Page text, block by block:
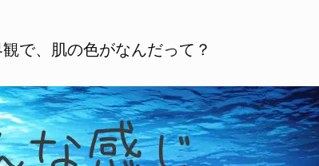
で、肌の色がなんだって？